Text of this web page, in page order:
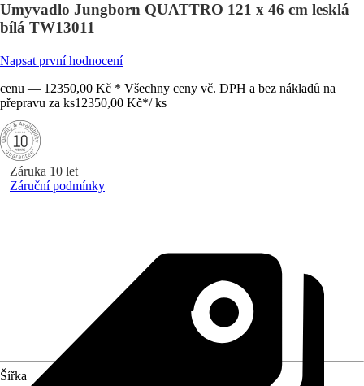
Umyvadlo Jungborn QUATTRO 121 x 46 cm lesklá
bílá TW13011
Napsat první hodnocení
cenu — 12350,00 Kč * Všechny ceny vč. DPH a bez nákladů na
přepravu za ks12350,00 Kč*/ ks
Záruka 10 let
Záruční podmínky
Šířka